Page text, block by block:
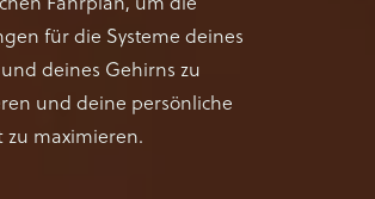
für die Systeme deines
deines Gehirns zu
und deine persönliche
zu maximieren.